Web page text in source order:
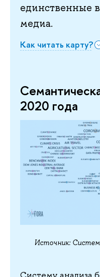
единственные
медиа.
Как читать карту?
2020 года
Источник: